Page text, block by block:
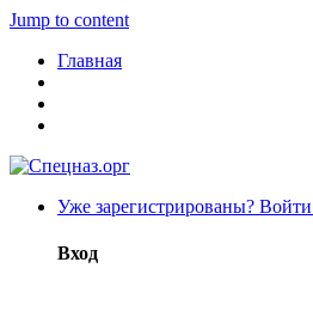
Jump to content
Главная
Уже зарегистрированы? Войти
Вход